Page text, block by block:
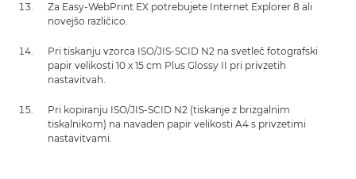
Za Easy-WebPrint EX potrebujete Internet Explorer 8 ali
novejšo različico.
Pri tiskanju vzorca ISO/JIS-SCID N2 na svetleč fotografski
papir velikosti 10 x 15 cm Plus Glossy II pri privzetih
nastavitvah.
Pri kopiranju ISO/JIS-SCID N2 (tiskanje z brizgalnim
tiskalnikom) na navaden papir velikosti A4 s privzetimi
nastavitvami.